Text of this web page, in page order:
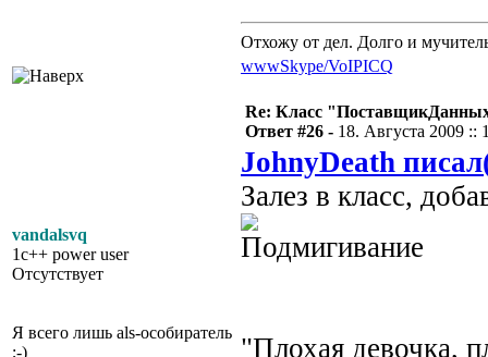
Отхожу от дел. Долго и
wwwSkype/VoIPICQ
vandalsvq
1c++ power user
Отсутствует
Я всего лишь als-особиратель
;-)
Re: Класс
Ответ #26 - 18. Августа 2009 ::
JohnyDeath
Залез в класс,
"Плохая девочка,